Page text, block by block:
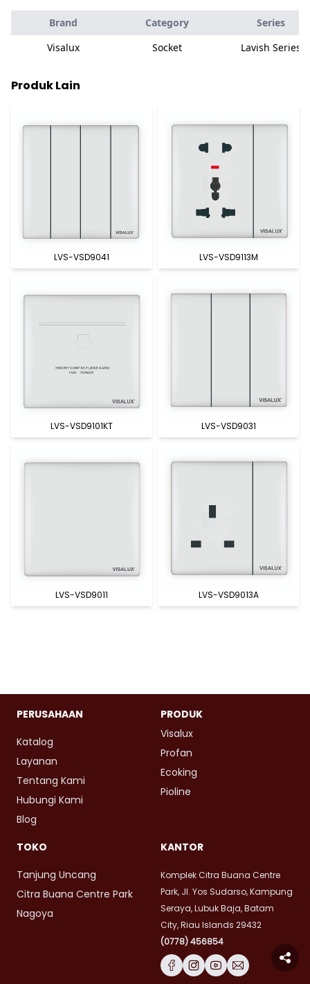
Brand Category
Series
Visalux
Socket Lavish Series
Produk Lain
LVS-VSD9041 LVS-VSD9113M
LVS-VSD9101KT LVS-VSD9031
LVS-VSD9011 LVS-VSD9013A
PERUSAHAAN
Katalog
Layanan
Tentang Kami
Hubungi Kami
Blog
PRODUK
Visalux
Profan
Ecoking
Pioline
TOKO
Tanjung Uncang
Citra Buana Centre Park
Nagoya
KANTOR
Komplek Citra Buana Centre
Park, Jl. Yos Sudarso, Kampung
Seraya, Lubuk Baja, Batam
City, Riau Islands 29432
(0778) 456854